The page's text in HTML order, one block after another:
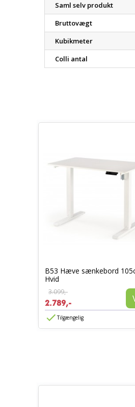
Saml selv produkt
Bruttovægt
Kubikmeter
Colli antal
B53 Hæve sænkebord
Hvid
3.099,-
2.789,-
Tilgængelig